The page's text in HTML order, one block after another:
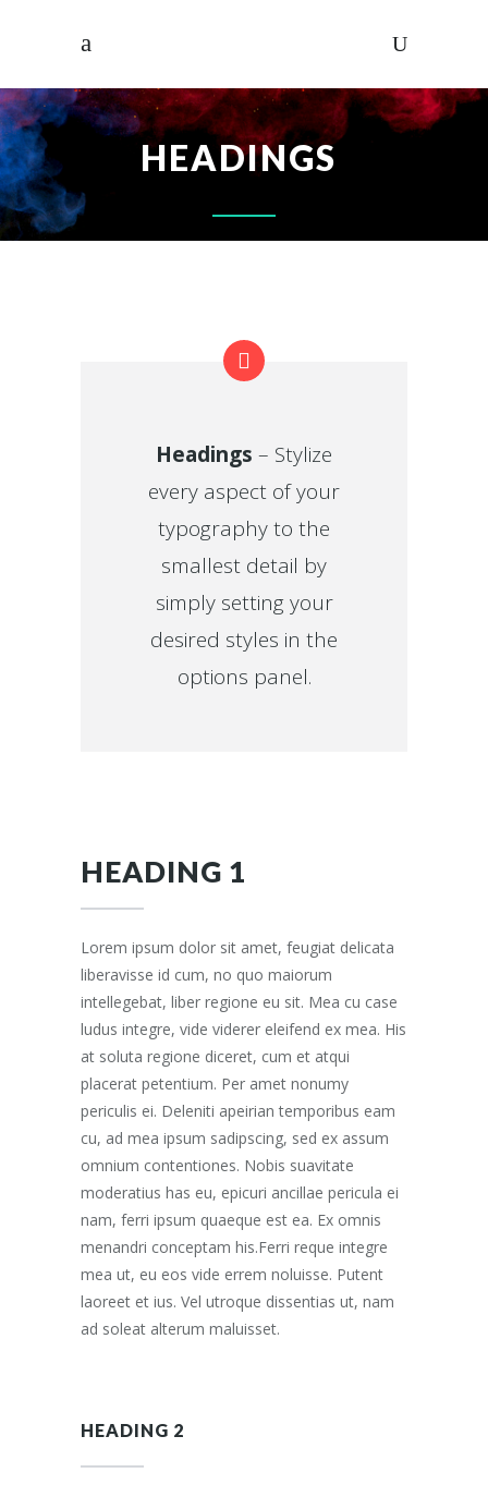
HEADINGS
Headings – Stylize
every aspect of your
typography to the
smallest detail by
simply setting your
desired styles in the
options panel.
HEADING 1
Lorem ipsum dolor sit amet, feugiat delicata
liberavisse id cum, no quo maiorum
intellegebat, liber regione eu sit. Mea cu case
ludus integre, vide viderer eleifend ex mea. His
at soluta regione diceret, cum et atqui
placerat petentium. Per amet nonumy
periculis ei. Deleniti apeirian temporibus eam
cu, ad mea ipsum sadipscing, sed ex assum
omnium contentiones. Nobis suavitate
moderatius has eu, epicuri ancillae pericula ei
nam, ferri ipsum quaeque est ea. Ex omnis
menandri conceptam his.Ferri reque integre
mea ut, eu eos vide errem noluisse. Putent
laoreet et ius. Vel utroque dissentias ut, nam
ad soleat alterum maluisset.
HEADING 2